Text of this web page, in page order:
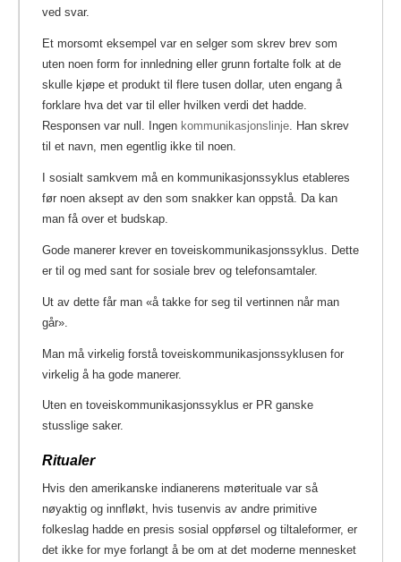
ved svar.
Et morsomt eksempel var en selger som skrev brev som
uten noen form for innledning eller grunn fortalte folk at de
skulle kjøpe et produkt til flere tusen dollar, uten engang å
forklare hva det var til eller hvilken verdi det hadde.
Responsen var null. Ingen kommunikasjonslinje. Han skrev
til et navn, men egentlig ikke til noen.
I sosialt samkvem må en kommunikasjonssyklus etableres
før noen aksept av den som snakker kan oppstå. Da kan
man få over et budskap.
Gode manerer krever en toveiskommunikasjonssyklus. Dette
er til og med sant for sosiale brev og telefonsamtaler.
Ut av dette får man «å takke for seg til vertinnen når man
går».
Man må virkelig forstå toveiskommunikasjonssyklusen for
virkelig å ha gode manerer.
Uten en toveiskommunikasjonssyklus er PR ganske
stusslige saker.
Ritualer
Hvis den amerikanske indianerens møterituale var så
nøyaktig og innfløkt, hvis tusenvis av andre primitive
folkeslag hadde en presis sosial oppførsel og tiltaleformer, er
det ikke for mye forlangt å be om at det moderne mennesket